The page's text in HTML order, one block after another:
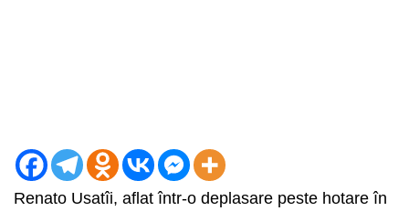
Renato Usatîi, aflat într-o deplasare peste hotare în